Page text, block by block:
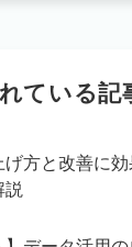
ている記
方と改善に
説